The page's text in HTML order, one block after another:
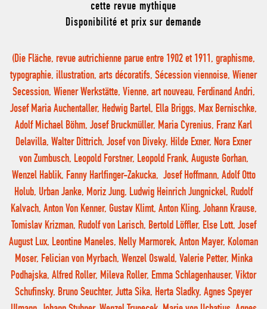
cette revue mythique
Disponibilité et prix sur demande
(Die Fläche, revue autrichienne parue entre 1902 et 1911, graphisme,
typographie, illustration, arts décoratifs, Sécession viennoise, Wiener
Secession, Wiener Werkstätte, Vienne, art nouveau, Ferdinand Andri,
Josef Maria Auchentaller, Hedwig Bartel, Ella Briggs, Max Bernischke,
Adolf Michael Böhm, Josef Bruckmüller, Maria Cyrenius, Franz Karl
Delavilla, Walter Dittrich, Josef von Diveky, Hilde Exner, Nora Exner
von Zumbusch, Leopold Forstner, Leopold Frank, Auguste Gorhan,
Wenzel Hablik, Fanny Harlfinger-Zakucka, Josef Hoffmann, Adolf Otto
Holub, Urban Janke, Moriz Jung, Ludwig Heinrich Jungnickel, Rudolf
Kalvach, Anton Von Kenner, Gustav Klimt, Anton Kling, Johann Krause,
Tomislav Krizman, Rudolf von Larisch, Bertold Löffler, Else Lott, Josef
August Lux, Leontine Maneles, Nelly Marmorek, Anton Mayer, Koloman
Moser, Felician von Myrbach, Wenzel Oswald, Valerie Petter, Minka
Podhajska, Alfred Roller, Mileva Roller, Emma Schlagenhauser, Viktor
Schufinsky, Bruno Seuchter, Jutta Sika, Herta Sladky, Agnes Speyer